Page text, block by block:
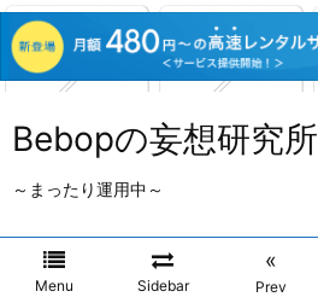
Bebopの妄想研究所
～まったり運用中～
Menu Sidebar
«
Prev